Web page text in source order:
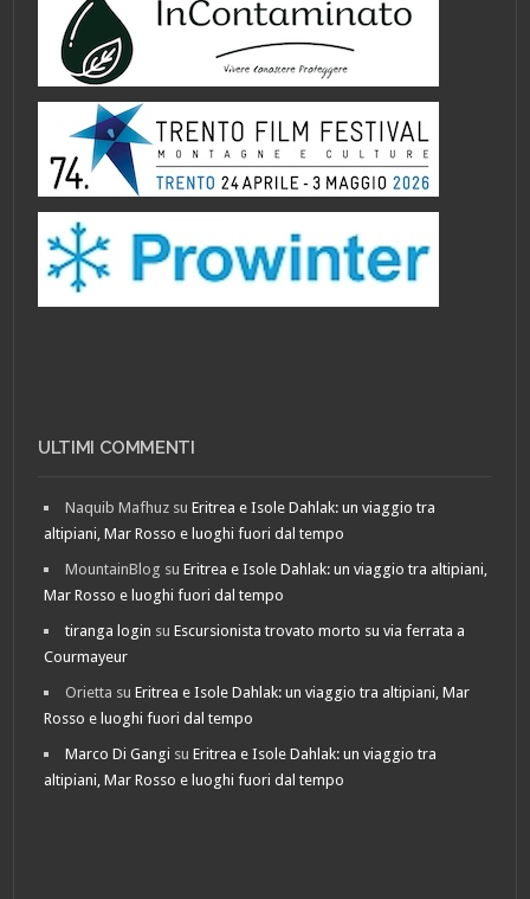
ULTIMI COMMENTI
Naquib Mafhuz suEritrea e Isole Dahlak: un viaggio tra
altipiani, Mar Rosso e luoghi fuori dal tempo
MountainBlog suEritrea e Isole Dahlak: un viaggio tra altipiani,
Mar Rosso e luoghi fuori dal tempo
tiranga login suEscursionista trovato morto su via ferrata a
Courmayeur
Orietta suEritrea e Isole Dahlak: un viaggio tra altipiani, Mar
Rosso e luoghi fuori dal tempo
Marco Di Gangi suEritrea e Isole Dahlak: un viaggio tra
altipiani, Mar Rosso e luoghi fuori dal tempo